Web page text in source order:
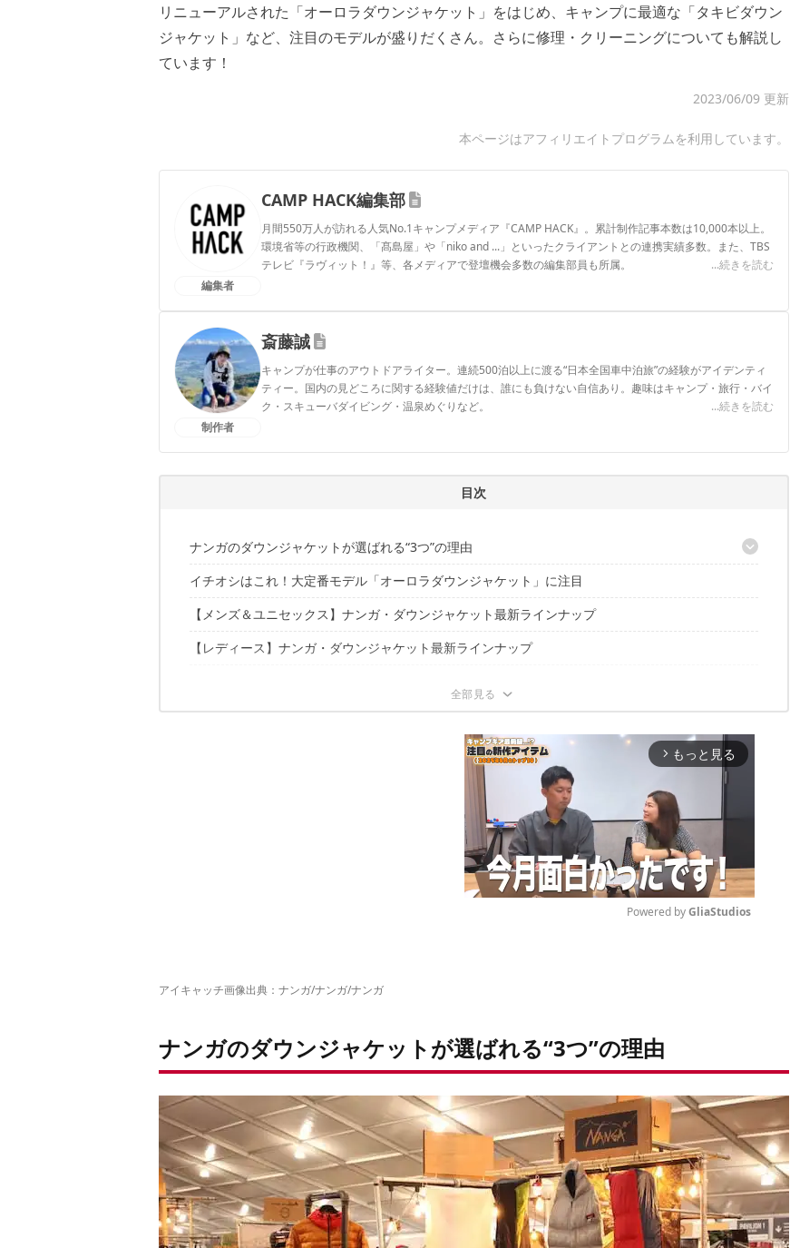
リニューアルされた「オーロラダウンジャケット」をはじめ、キャンプに最適な「タキビダウン
ジャケット」など、注目のモデルが盛りだくさん。さらに修理・クリーニングについても解説し
ています！
2023/06/09 更新
本ページはアフィリエイトプログラムを利用しています。
編集者
CAMP HACK編集部
月間550万人が訪れる人気No.1キャンプメディア『CAMP HACK』。累計制作記事本数は10,000本以上。
環境省等の行政機関、「髙島屋」や「niko and ...」といったクライアントとの連携実績多数。また、TBS
テレビ『ラヴィット！』等、各メディアで登壇機会多数の編集部員も所属。
...続きを読む
制作者
斎藤誠
キャンプが仕事のアウトドアライター。連続500泊以上に渡る“日本全国車中泊旅”の経験がアイデンティ
ティー。国内の見どころに関する経験値だけは、誰にも負けない自信あり。趣味はキャンプ・旅行・バイ
ク・スキューバダイビング・温泉めぐりなど。
...続きを読む
目次
ナンガのダウンジャケットが選ばれる“3つ”の理由
他の追随を許さないダウン（羽毛）への強いこだわり
国内生産ならではの信頼性
個性的な別注モデル・コラボモデルも！
イチオシはこれ！大定番モデル「オーロラダウンジャケット」に注目
【メンズ＆ユニセックス】ナンガ・ダウンジャケット最新ラインナップ
【レディース】ナンガ・ダウンジャケット最新ラインナップ
サイズ感が心配なら直営店で試着してみよう
【愛知県】NANGA SHOP NAGOYA（ナンガショップナゴヤ）
【東京都】NANGA SHOP TOKYO（ナンガ ショップ トウキョウ）
【大阪府】NANGA SHOP OSAKA（ナンガ ショップ オオサカ）
【北海道】NANGA SHOP TOHMA（ナンガ ショップ トウマ）
【滋賀県】NANGA SHOP KUSATSU（ナンガ ショップ クサツ）
修理やクリーニングもナンガにおまかせ！自宅での洗濯も可能
arrow_forward_ios もっと見る
Powered by GliaStudios
アイキャッチ画像出典： ナンガ/ナンガ/ナンガ
ナンガのダウンジャケットが選ばれる“3つ”の理由